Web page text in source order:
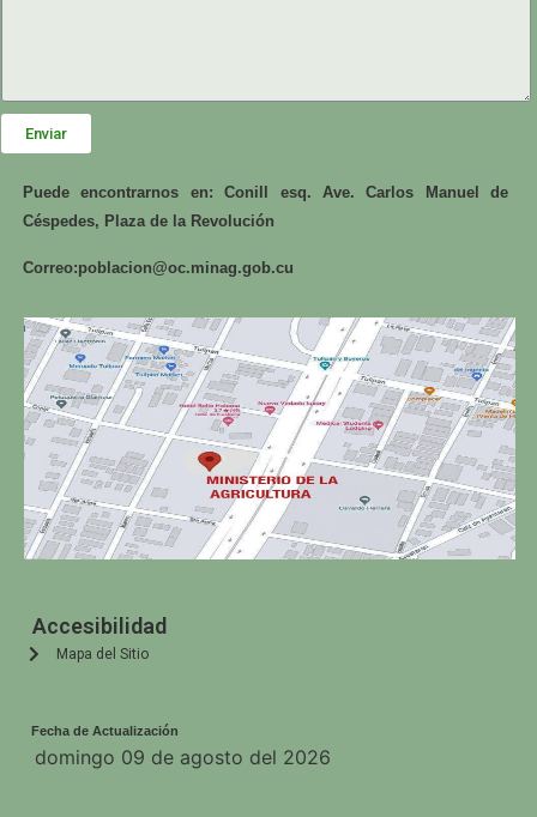
Enviar
Puede encontrarnos en: Conill esq. Ave. Carlos Manuel de
Céspedes, Plaza de la Revolución
Correo:poblacion@oc.minag.gob.cu
Accesibilidad
Mapa del Sitio
Fecha de Actualización
domingo 09 de agosto del 2026